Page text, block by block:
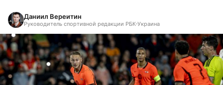
Даниил Вереитин
Руководитель спортивной редакции РБК-Украина